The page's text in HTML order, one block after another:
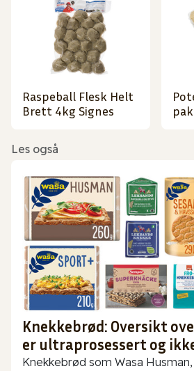
Raspeball Flesk Helt
Brett 4kg Signes
Les også
Knekkebrød: Oversikt
er ultraprosessert og
Knekkebrød som Wasa